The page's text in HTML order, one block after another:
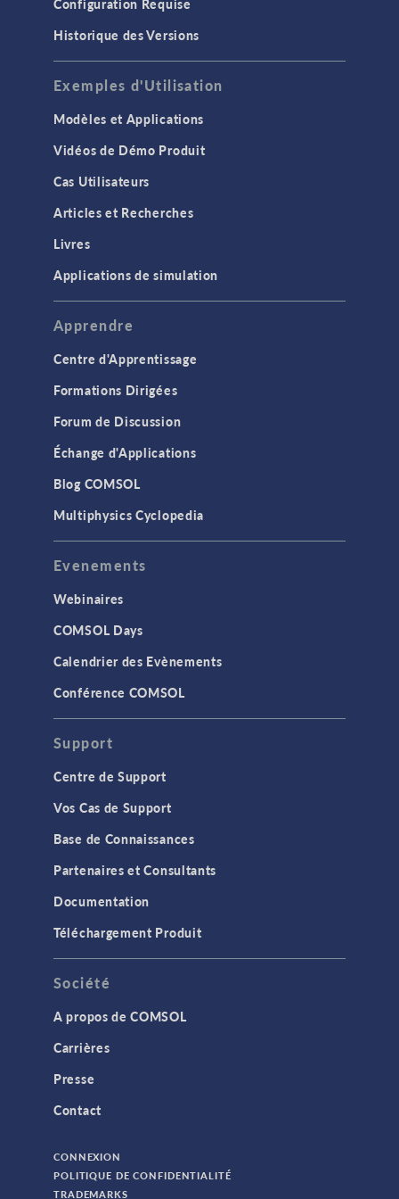
Calcul cluster & cloud
Etudes et solveurs
Interface utilisateur
Interfaces physiques
Modélisation basée sur les équations
INTERFACES
la CAO
Mécanique des structures
MEMS & dispositifs piezoélectriques
TAGS
Impression 3D
Module Chemical Reaction Engineering
Module Electrochemistry
Configuration Requise
Historique des Versions
Exemples d'Utilisation
Modèles et Applications
Vidéos de Démo Produit
Cas Utilisateurs
Articles et Recherches
Livres
Applications de simulation
Apprendre
Centre d'Apprentissage
Formations Dirigées
Forum de Discussion
Échange d'Applications
Blog COMSOL
Multiphysics Cyclopedia
Evenements
Webinaires
COMSOL Days
Calendrier des Evènements
Conférence COMSOL
Support
Centre de Support
Vos Cas de Support
Base de Connaissances
Partenaires et Consultants
Documentation
Téléchargement Produit
Société
A propos de COMSOL
Carrières
Presse
Contact
CONNEXION
POLITIQUE DE CONFIDENTIALITÉ
TRADEMARKS